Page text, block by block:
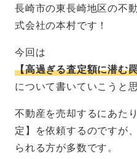
長崎市の東長崎地区の不
式会社の本村です！
今回は
【高過ぎる査定額に潜む
について書いていこうと思
不動産を売却するにあた
定】を依頼するのですが
られる方が多数です。